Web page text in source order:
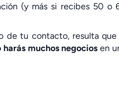
(y más si recibes 50 o
de tu contacto, resulta que
muchos negocios en